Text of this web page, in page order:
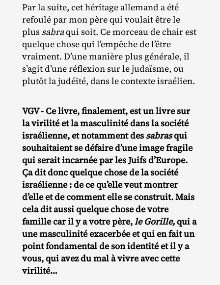
Par la suite, cet héritage allemand a été
refoulé par mon père qui voulait être le
plus sabraqui soit. Ce morceau de chair est
quelque chose qui l’empêche de l’être
vraiment. D’une manière plus générale, il
s’agit d’une réflexion sur le judaïsme, ou
plutôt la judéité, dans le contexte israélien.
VGV - Ce livre, finalement, est un livre sur
la virilité et la masculinité dans la société
israélienne, et notamment dessabrasqui
souhaitaient se défaire d’une image fragile
qui serait incarnée par les Juifs d’Europe.
Ça dit donc quelque chose de la société
israélienne : de ce qu’elle veut montrer
d’elle et de comment elle se construit. Mais
cela dit aussi quelque chose de votre
famille car il y a votre père,le Gorille,qui a
une masculinité exacerbée et qui en fait un
point fondamental de son identité et il y a
vous, qui avez du mal à vivre avec cette
virilité…